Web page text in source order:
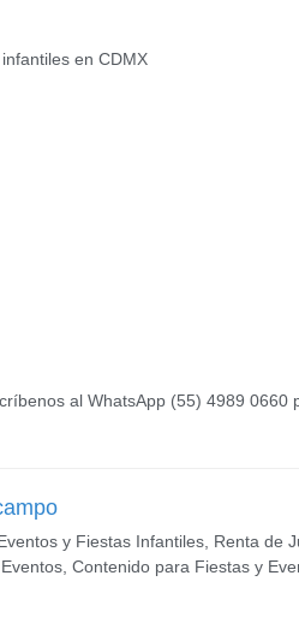
en CDMX
al WhatsApp (55) 4989 0660
y Fiestas Infantiles, Renta de
Contenido para Fiestas y